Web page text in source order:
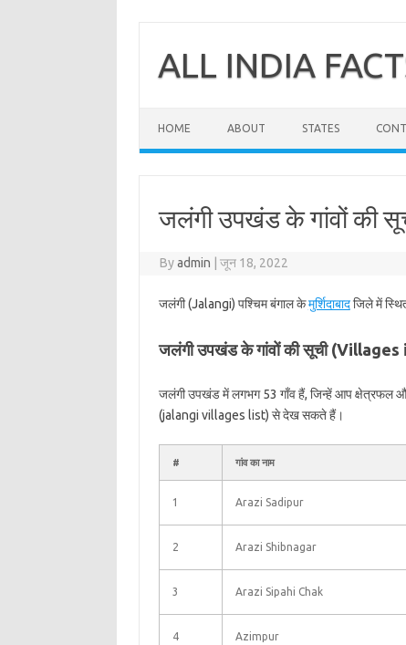
contentALL INDIA
HOME ABOUT STATES
जलंगी उपखंड के गांवों की
Byadmin जून 18, 2022
जलंगी (Jalangi) पश्चिम बंगाल केमुर्शिदाबादजिले में
जलंगी उपखंड के गांवों की सूची
जलंगी उपखंड में लगभग 53 गाँव हैं, जिन्हें आप क्षेत्रफल
(jalangi villages list) से देख सकते हैं।
# गांव का नाम
1 Arazi Sadipur
2 Arazi Shibnagar
3 Arazi Sipahi Chak
4 Azimpur